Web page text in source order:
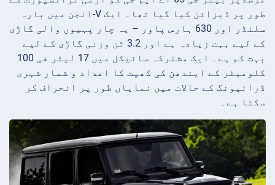
طور پر ڈیزائن کیا گیا تھا۔ ایک V-انجن میں بارہ
سلنڈر اور 630 ہارس پاور – یہ چار پہیوں والی گاڑی
کے لیے بہت زیادہ ہے اور 3.2 ٹن وزنی گاڑی کے لیے
بہت کم ہے۔ ایک مشترکہ سائیکل میں 17 لیٹر فی 100
کلومیٹر کے ایندھن کی کھپت کا اعداد و شمار شہری
ڈرائیونگ کے حالات میں نمایاں طور پر انحراف کر
سکتا ہے۔